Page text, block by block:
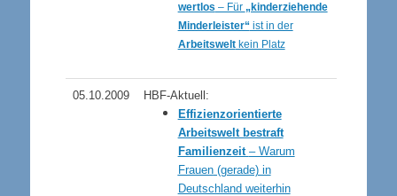
wertlos – Für „kinderziehende
Minderleister“ ist in der
Arbeitsweltkein Platz
05.10.2009
HBF-Aktuell:
Effizienzorientierte
Arbeitswelt bestraft
Familienzeit – Warum
Frauen(gerade) in
Deutschland weiterhin